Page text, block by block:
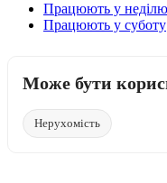
Працюють у неділю
Працюють у суботу
Може бути
Нерухомість